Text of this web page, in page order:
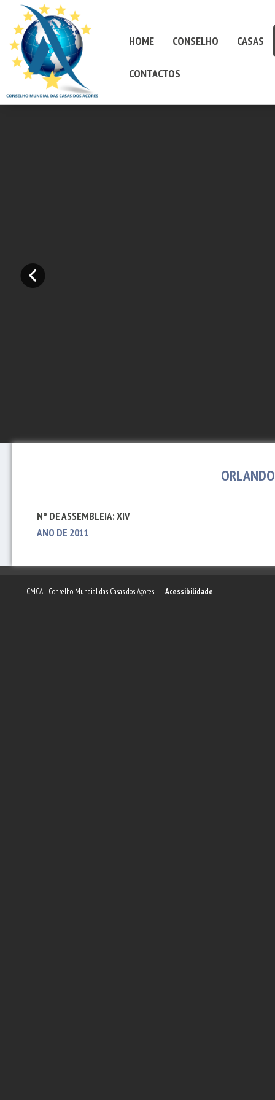
HOME CONSELHO CASAS
CONTACTOS
Nº DE ASSEMBLEIA: XIV
ANO DE 2011
CMCA - Conselho Mundial das Casas dos Açores – Acessibilidade